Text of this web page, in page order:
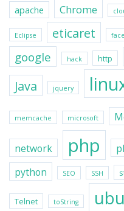
apache Chrome
Eclipse eticaret
google hack http
Java jquery
memcache microsoft
network php
python
SEO SSH
Telnet toString